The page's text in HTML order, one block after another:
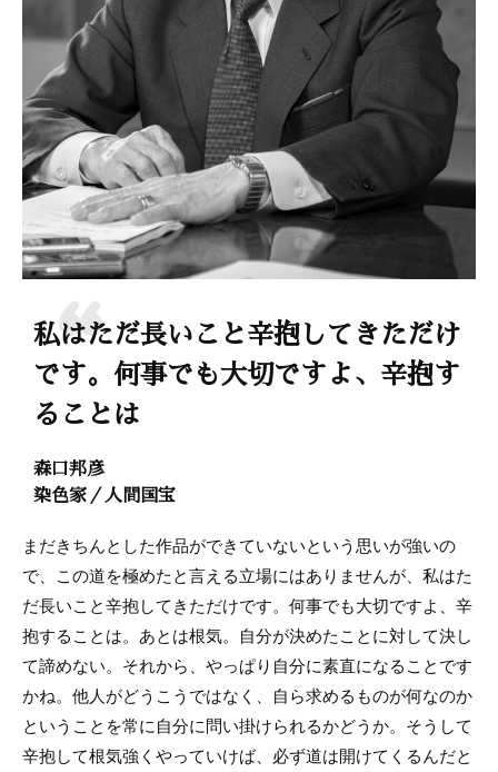
私はただ長いこと辛抱してきただけ
です。何事でも大切ですよ、辛抱す
ることは
森口邦彦
染色家／人間国宝
まだきちんとした作品ができていないという思いが強いの
で、この道を極めたと言える立場にはありませんが、私はた
だ長いこと辛抱してきただけです。何事でも大切ですよ、辛
抱することは。あとは根気。自分が決めたことに対して決し
て諦めない。それから、やっぱり自分に素直になることです
かね。他人がどうこうではなく、自ら求めるものが何なのか
ということを常に自分に問い掛けられるかどうか。そうして
辛抱して根気強くやっていけば、必ず道は開けてくるんだと